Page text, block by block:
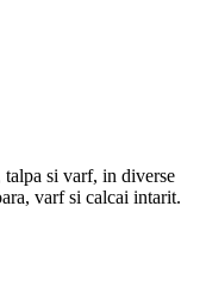
talpa si varf, in diverse
varf si calcai intarit.